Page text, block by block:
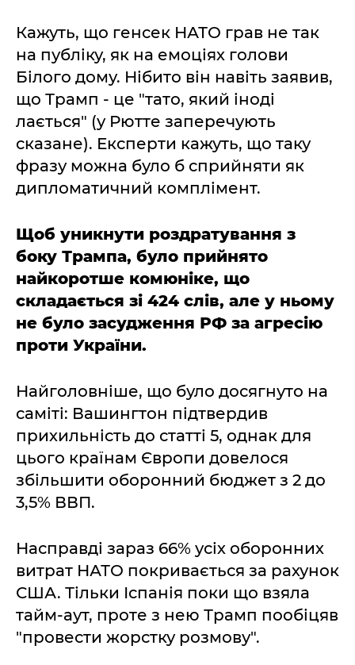
Кажуть, що генсек НАТО грав не так
на публіку, як на емоціях голови
Білого дому. Нібито він навіть заявив,
що Трамп - це "тато, який іноді
лається" (у Рютте заперечують
сказане). Експерти кажуть, що таку
фразу можна було б сприйняти як
дипломатичний комплімент.
Щоб уникнути роздратування з
боку Трампа, було прийнято
найкоротше комюніке, що
складається зі 424 слів, але у ньому
не було засудження РФ за агресію
проти України.
Найголовніше, що було досягнуто на
саміті: Вашингтон підтвердив
прихильність до статті 5, однак для
цього країнам Європи довелося
збільшити оборонний бюджет з 2 до
3,5% ВВП.
Насправді зараз 66% усіх оборонних
витрат НАТО покривається за рахунок
США. Тільки Іспанія поки що взяла
тайм-аут, проте з нею Трамп пообіцяв
"провести жорстку розмову".